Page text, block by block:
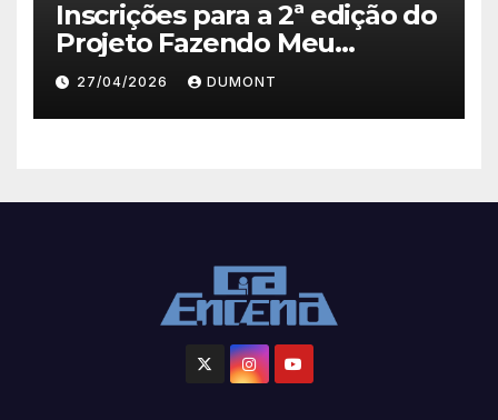
Inscrições para a 2ª edição do
Projeto Fazendo Meu
Primeiro Filme em Nova
Iguaçu
27/04/2026 DUMONT